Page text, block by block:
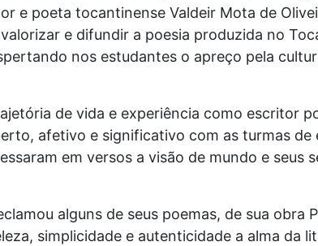
e poeta tocantinense Valdeir Mota de
e difundir a poesia produzida no
nos estudantes o apreço pela
de vida e experiência como escritor
afetivo e significativo com as turmas de
em versos a visão de mundo e seus
alguns de seus poemas, de sua obra
simplicidade e autenticidade a alma da